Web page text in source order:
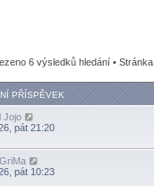
6 výsledků hledání • Stránka
PŘÍSPĚVEK
Jojo
pát 21:20
GriMa
pát 10:23